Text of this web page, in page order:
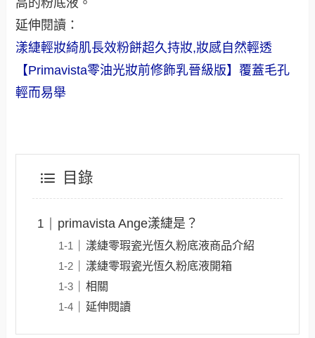
延伸閱讀：
漾緁輕妝綺肌長效粉餅超久持妝,妝感自然輕透
【Primavista零油光妝前修飾乳晉級版】覆蓋毛孔
輕而易舉
目錄
primavista Ange漾緁是？
漾緁零瑕瓷光恆久粉底液商品介紹
漾緁零瑕瓷光恆久粉底液開箱
相關
延伸閱讀